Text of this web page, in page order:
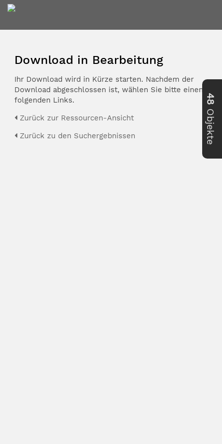
Download in Bearbeitung
Ihr Download wird in Kürze starten. Nachdem der
Download abgeschlossen ist, wählen Sie bitte einen der
folgenden Links.
Zurück zur Ressourcen-Ansicht
Zurück zu den Suchergebnissen
48
Objekte